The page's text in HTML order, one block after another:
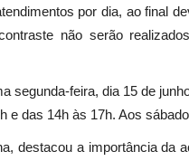
por dia, ao final
não serão
segunda-feira, dia 15 de
e das 14h às 17h. Aos
destacou a importância da